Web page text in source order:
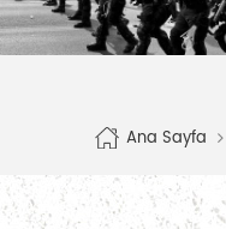
Ana Sayfa